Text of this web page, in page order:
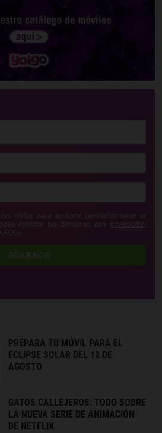
datos para enviarte periódicamente la
ejercitar tus derechos con privacidad-
AQUÍ
¡SÍGUENOS!
PREPARA TU MÓVIL PARA EL
ECLIPSE SOLAR DEL 12 DE
AGOSTO
GATOS CALLEJEROS: TODO SOBRE
LA NUEVA SERIE DE ANIMACIÓN
DE NETFLIX